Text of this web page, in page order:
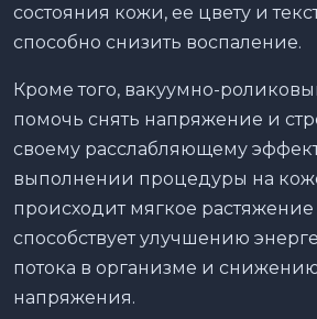
состояния кожи, ее цвету и
способно снизить воспаление.
Кроме того, вакуумно-
помочь снять напряжение и
своему расслабляющему
выполнении процедуры на
происходит мягкое растяжение
способствует улучшению
потока в организме и
напряжения.